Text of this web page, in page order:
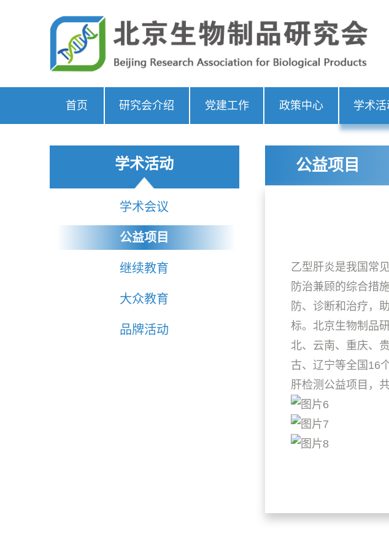
首页 研究会介绍 党建工作 政策中心 学术活
学术活动
学术会议
公益项目
继续教育
大众教育
品牌活动
公益项目
乙型肝炎是我国常
防治兼顾的综合措
防、诊断和治疗，
标。北京生物制品
北、云南、重庆、
古、辽宁等全国16
肝检测公益项目，